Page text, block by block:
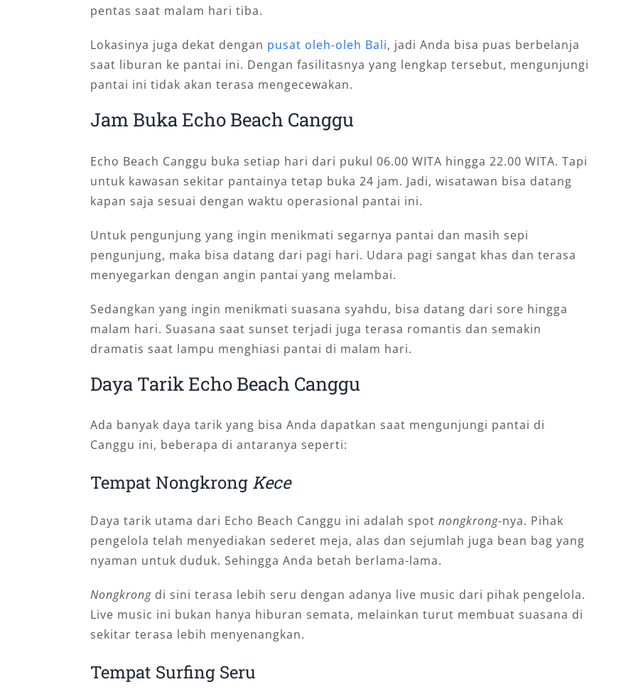
pentas saat malam hari tiba.
Lokasinya juga dekat dengan pusat oleh-oleh Bali, jadi Anda bisa puas berbelanja
saat liburan ke pantai ini. Dengan fasilitasnya yang lengkap tersebut, mengunjungi
pantai ini tidak akan terasa mengecewakan.
Jam Buka Echo Beach Canggu
Echo Beach Canggu buka setiap hari dari pukul 06.00 WITA hingga 22.00 WITA. Tapi
untuk kawasan sekitar pantainya tetap buka 24 jam. Jadi, wisatawan bisa datang
kapan saja sesuai dengan waktu operasional pantai ini.
Untuk pengunjung yang ingin menikmati segarnya pantai dan masih sepi
pengunjung, maka bisa datang dari pagi hari. Udara pagi sangat khas dan terasa
menyegarkan dengan angin pantai yang melambai.
Sedangkan yang ingin menikmati suasana syahdu, bisa datang dari sore hingga
malam hari. Suasana saat sunset terjadi juga terasa romantis dan semakin
dramatis saat lampu menghiasi pantai di malam hari.
Daya Tarik Echo Beach Canggu
Ada banyak daya tarik yang bisa Anda dapatkan saat mengunjungi pantai di
Canggu ini, beberapa di antaranya seperti:
Tempat Nongkrong Kece
Daya tarik utama dari Echo Beach Canggu ini adalah spot nongkrong-nya. Pihak
pengelola telah menyediakan sederet meja, alas dan sejumlah juga bean bag yang
nyaman untuk duduk. Sehingga Anda betah berlama-lama.
Nongkrong di sini terasa lebih seru dengan adanya live music dari pihak pengelola.
Live music ini bukan hanya hiburan semata, melainkan turut membuat suasana di
sekitar terasa lebih menyenangkan.
Tempat Surfing Seru